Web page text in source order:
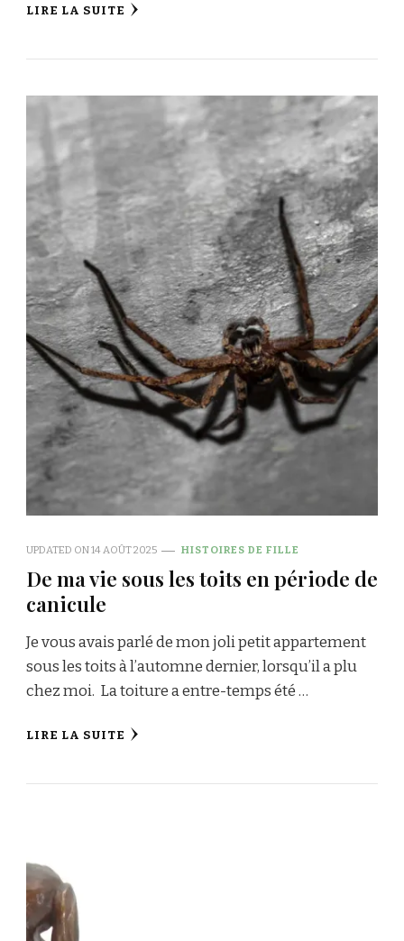
LIRE LA SUITE
UPDATED ON14 AOÛT 2025 HISTOIRES DE FILLE
De ma vie sous les toits en période de
canicule
Je vous avais parlé de mon joli petit appartement
sous les toits à l’automne dernier, lorsqu’il a plu
chez moi. La toiture a entre-temps été …
LIRE LA SUITE